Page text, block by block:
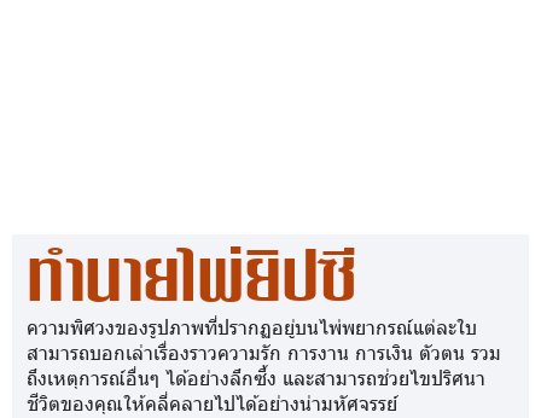
ทำนายไพ่ยิปซี
ความพิศวงของรูปภาพที่ปรากฏอยู่บนไพ่พยากรณ์แต่ละใบ
สามารถบอกเล่าเรื่องราวความรัก การงาน การเงิน ตัวตน รวม
ถึงเหตุการณ์อื่นๆ ได้อย่างลึกซึ้ง และสามารถช่วยไขปริศนา
ชีวิตของคุณให้คลี่คลายไปได้อย่างน่ามหัศจรรย์